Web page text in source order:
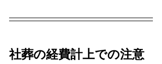
社葬の経費計上での注意